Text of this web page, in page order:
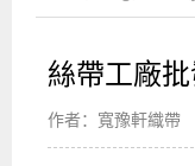
絲帶工廠
作者：寬豫軒織帶